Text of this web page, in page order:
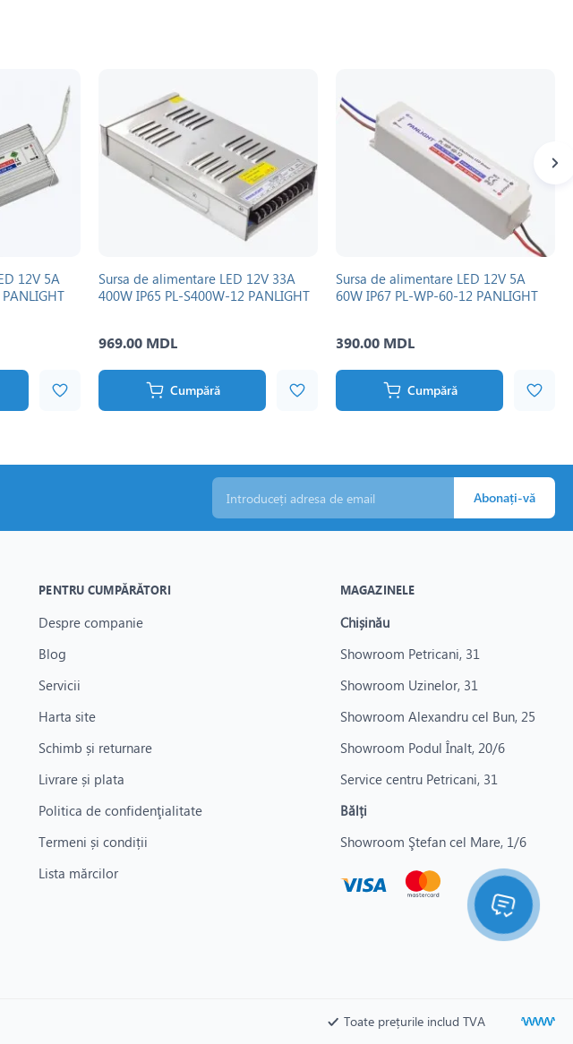
12V 5A
Sursa de alimentare LED 12V 33A
400W IP65 PL-S400W-12 PANLIGHT
969.00 MDL
Cumpără
Sursa de alimentare LED 12V 5A
60W IP67 PL-WP-60-12 PANLIGHT
390.00 MDL
Cumpără
Abonați-vă
PENTRU CUMPĂRĂTORI
Despre companie
Blog
Servicii
Harta site
Schimb și returnare
Livrare și plata
Politica de confidenţialitate
Termeni și condiții
Lista mărcilor
MAGAZINELE
Chișinău
Showroom Petricani, 31
Showroom Uzinelor, 31
Showroom Alexandru cel Bun, 25
Showroom Podul Înalt, 20/6
Service centru Petricani, 31
Bălți
Showroom Ştefan cel Mare, 1/6
Toate prețurile includ TVA